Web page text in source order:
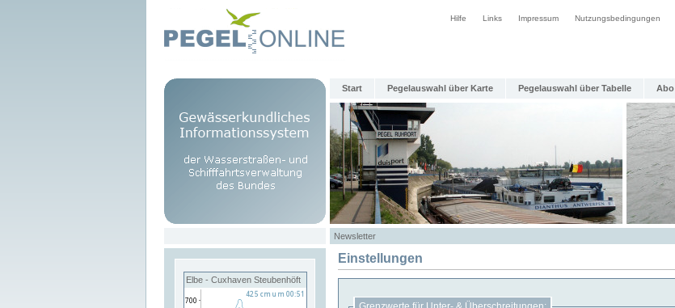
Hilfe Links Impressum Nutzungsbedingungen
Start Pegelauswahl über Karte Pegelauswahl über Tabelle Abo
Newsletter
Elbe - Cuxhaven Steubenhöft
Einstellungen